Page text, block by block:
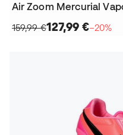
159,99 €127,99 €−20%